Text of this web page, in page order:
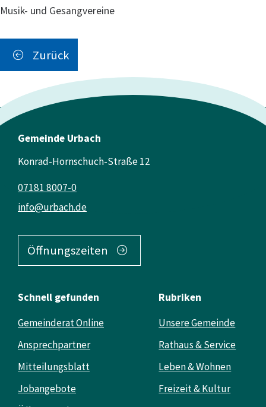
Musik- und Gesangvereine
Zurück
Gemeinde Urbach
Konrad-Hornschuch-Straße 12
info@urbach.de
07181 8007-0
Öffnungszeiten
Schnell gefunden
Gemeinderat Online
Ansprechpartner
Mitteilungsblatt
Jobangebote
Rubriken
Unsere Gemeinde
Rathaus & Service
Leben & Wohnen
Freizeit & Kultur